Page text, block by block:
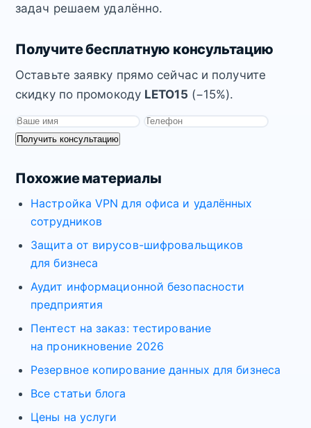
задач решаем удалённо.
Получите бесплатную консультацию
Оставьте заявку прямо сейчас и получите
скидку по промокоду LETO15 (−15%).
Получить консультацию
Похожие материалы
Настройка VPN для офиса и удалённых
сотрудников
Защита от вирусов-шифровальщиков
для бизнеса
Аудит информационной безопасности
предприятия
Пентест на заказ: тестирование
на проникновение 2026
Резервное копирование данных для бизнеса
Все статьи блога
Цены на услуги